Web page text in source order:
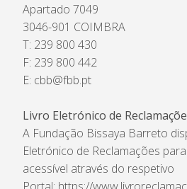
Apartado 7049
3046-901 COIMBRA
T: 239 800 430
F: 239 800 442
E: cbb@fbb.pt
Livro Eletrónico de
A Fundação Bissaya Barreto
Eletrónico de Reclamações
acessível através do respetivo